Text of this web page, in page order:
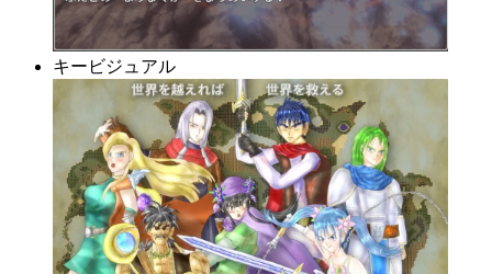
キービジュアル